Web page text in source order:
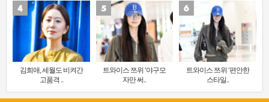
김희애, 세월도 비켜간
고품격 ..
트와이스 쯔위 ‘야구모
자만 써..
트와이스 쯔위 ‘편안한
스타일..